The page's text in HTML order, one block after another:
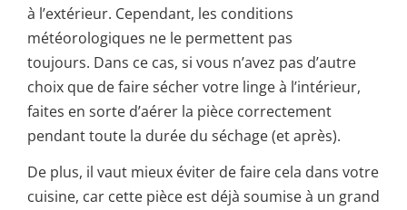
à l’extérieur. Cependant, les conditions
météorologiques ne le permettent pas
toujours. Dans ce cas, si vous n’avez pas d’autre
choix que de faire sécher votre linge à l’intérieur,
faites en sorte d’aérer la pièce correctement
pendant toute la durée du séchage (et après).
De plus, il vaut mieux éviter de faire cela dans votre
cuisine, car cette pièce est déjà soumise à un grand